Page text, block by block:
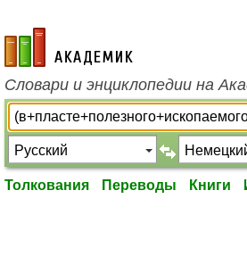
academic.ru
Словари и энциклопедии на
Толкования Переводы Книги